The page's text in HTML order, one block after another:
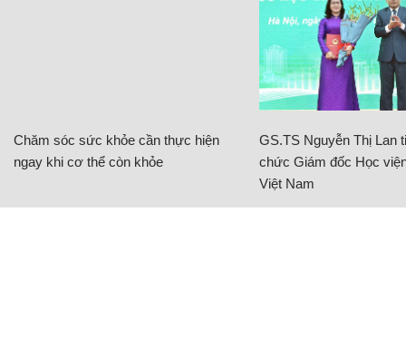
Chăm sóc sức khỏe cần thực hiện
ngay khi cơ thể còn khỏe
GS.TS Nguyễn Thị Lan
chức Giám đốc Học
Việt Nam